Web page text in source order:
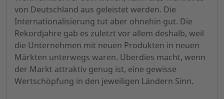
von Deutschland aus geleistet werden. Die
Internationalisierung tut aber ohnehin gut. Die
Rekordjahre gab es zuletzt vor allem deshalb, weil
die Unternehmen mit neuen Produkten in neuen
Märkten unterwegs waren. Überdies macht, wenn
der Markt attraktiv genug ist, eine gewisse
Wertschöpfung in den jeweiligen Ländern Sinn.